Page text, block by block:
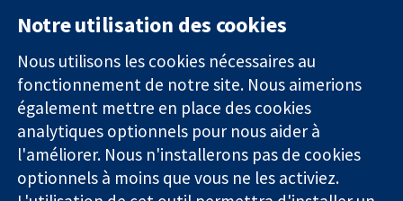
Des données
probantes.
Des décisions
éclairées.
Une meilleure
santé.
11-13 Cavendish
Square
Londres
W1G0AN
Royaume-Uni
nous
Actualités
Service de
presse
Qui sommes-
nous
Offres
d'emploi
Notre utilisation des cookies
Nous utilisons les cookies nécessaires au
fonctionnement de notre site. Nous aimerions
également mettre en place des cookies
analytiques optionnels pour nous aider à
l'améliorer. Nous n'installerons pas de cookies
optionnels à moins que vous ne les activiez.